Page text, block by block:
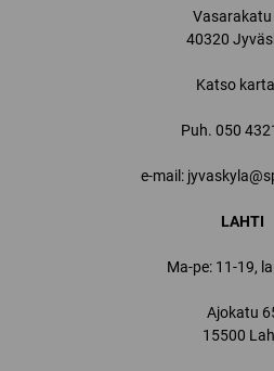
Vasarakatu
40320
Katso
Puh. 050
e-mail:
LAHTI
Ma-pe: 11-19,
Ajokatu
15500